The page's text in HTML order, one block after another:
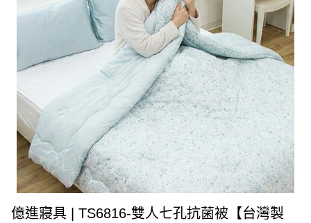
億進寢具 | TS6816-雙人七孔抗菌被【台灣製